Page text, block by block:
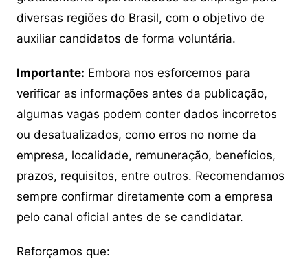
diversas regiões do Brasil, com o objetivo de
auxiliar candidatos de forma voluntária.
Importante: Embora nos esforcemos para
verificar as informações antes da publicação,
algumas vagas podem conter dados incorretos
ou desatualizados, como erros no nome da
empresa, localidade, remuneração, benefícios,
prazos, requisitos, entre outros. Recomendamos
sempre confirmar diretamente com a empresa
pelo canal oficial antes de se candidatar.
Reforçamos que: